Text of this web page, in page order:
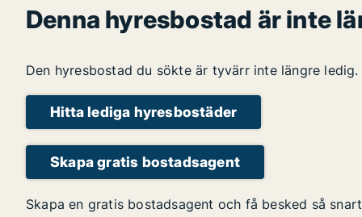
Denna hyresbostad är inte
Den hyresbostad du sökte är tyvärr inte längre
Hitta lediga hyresbostäder
Skapa gratis bostadsagent
Skapa en gratis bostadsagent och få besked så